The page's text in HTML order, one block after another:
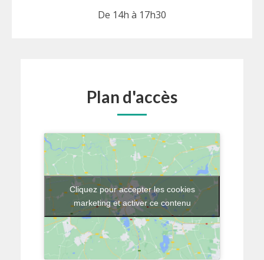
De 14h à 17h30
Plan d'accès
Cliquez pour accepter les cookies
marketing et activer ce contenu